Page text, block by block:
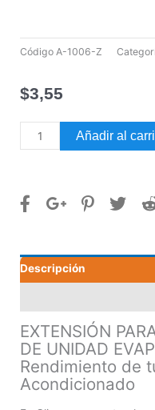
Código A-1006-Z
$3,55
EXTENSIÓN
PARA
DE
cantidad
Añadir al
Descripción
EXTENSIÓN
DE UNIDAD
Rendimiento de
Acondicionado